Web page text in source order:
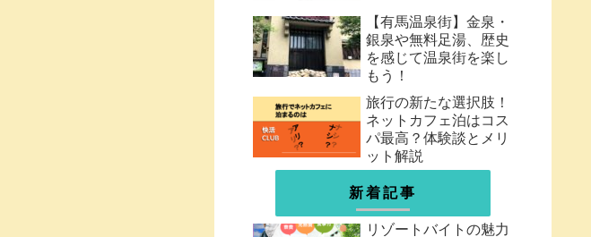
【有馬温泉街】金泉・
銀泉や無料足湯、歴史
を感じて温泉街を楽し
もう！
旅行の新たな選択肢！
ネットカフェ泊はコス
パ最高？体験談とメリ
ット解説
新着記事
リゾートバイトの魅力